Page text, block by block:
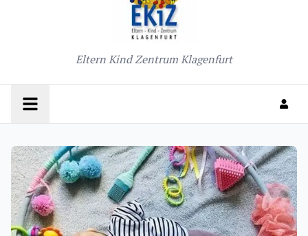
Eltern Kind Zentrum Klagenfurt